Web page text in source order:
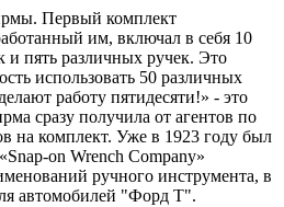
Первый комплект
им, включал в себя 10
и пять различных ручек. Это
использовать 50 различных
работу пятидесяти!» - это
сразу получила от агентов по
на комплект. Уже в 1923 году был
on Wrench Company»
ручного инструмента, в
автомобилей "Форд Т".